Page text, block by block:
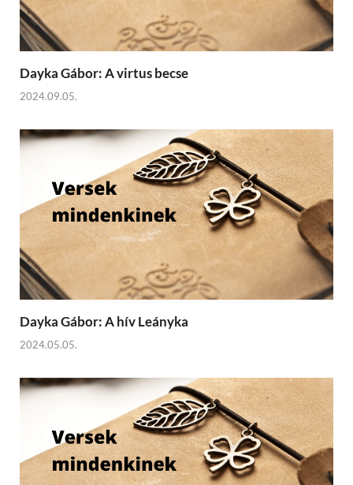
Dayka Gábor: A virtus becse
2024.09.05.
Dayka Gábor: A hív Leányka
2024.05.05.